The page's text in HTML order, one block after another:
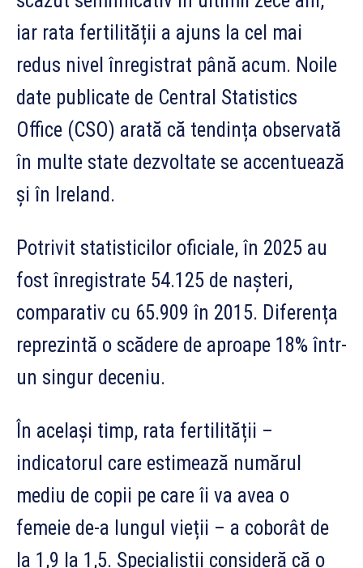
iar rata fertilității a ajuns la cel mai
redus nivel înregistrat până acum. Noile
date publicate de Central Statistics
Office (CSO) arată că tendința observată
în multe state dezvoltate se accentuează
și în Ireland.
Potrivit statisticilor oficiale, în 2025 au
fost înregistrate 54.125 de nașteri,
comparativ cu 65.909 în 2015. Diferența
reprezintă o scădere de aproape 18% într-
un singur deceniu.
În același timp, rata fertilității –
indicatorul care estimează numărul
mediu de copii pe care îi va avea o
femeie de-a lungul vieții – a coborât de
la 1,9 la 1,5. Specialiștii consideră că o